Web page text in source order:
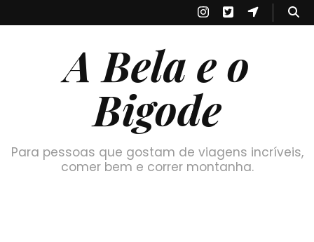
A Bela e o
Bigode
Para pessoas que gostam de viagens incríveis,
comer bem e correr montanha.